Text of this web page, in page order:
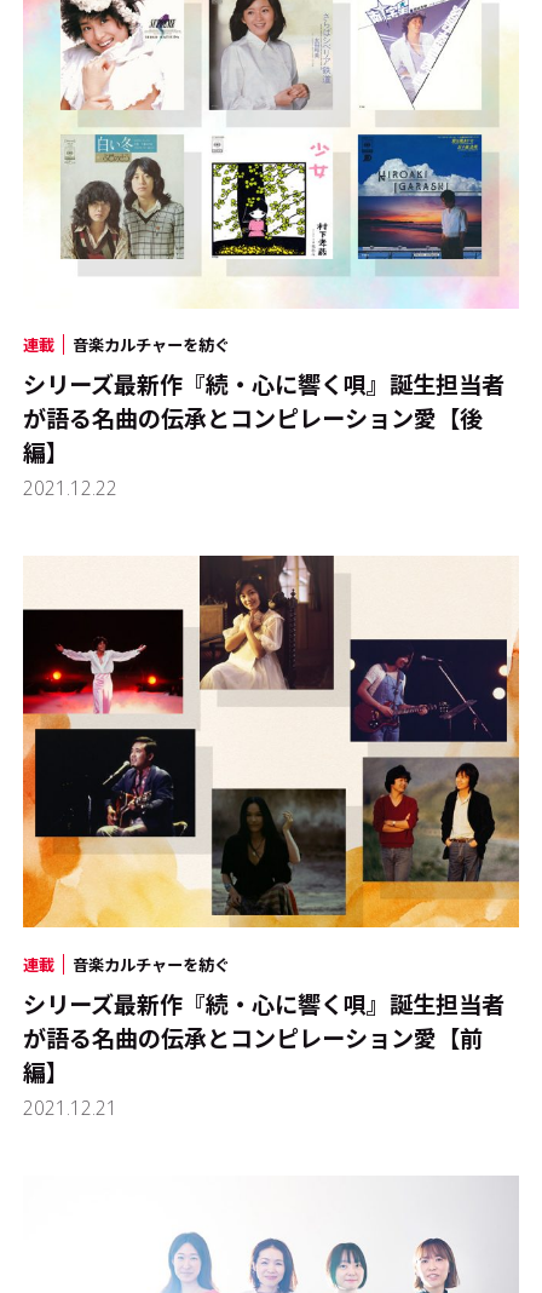
連載 音楽カルチャーを紡ぐ
シリーズ最新作『続・心に響く唄』誕生――担当者
が語る名曲の伝承とコンピレーション愛【後
編】
2021.12.22
連載 音楽カルチャーを紡ぐ
シリーズ最新作『続・心に響く唄』誕生――担当者
が語る名曲の伝承とコンピレーション愛【前
編】
2021.12.21